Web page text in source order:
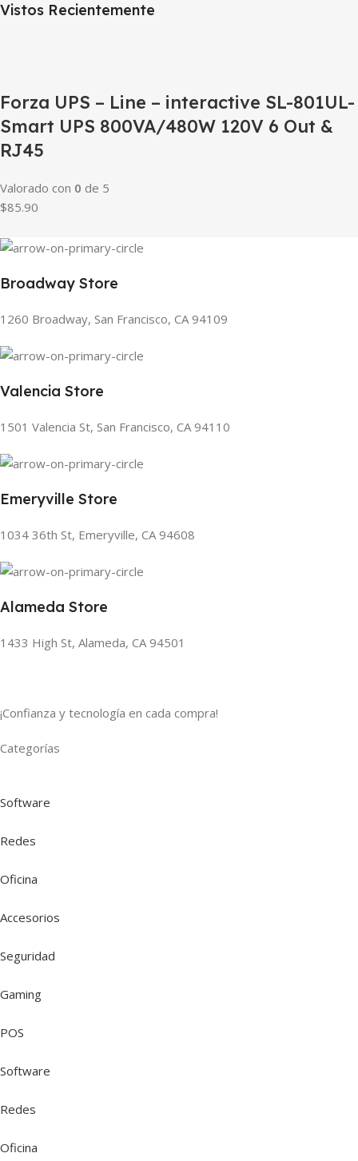
Vistos Recientemente
Forza UPS – Line – interactive SL-801UL-
Smart UPS 800VA/480W 120V 6 Out &
RJ45
Valorado con 0 de 5
$85.90
Broadway Store
1260 Broadway, San Francisco, CA 94109
Valencia Store
1501 Valencia St, San Francisco, CA 94110
Emeryville Store
1034 36th St, Emeryville, CA 94608
Alameda Store
1433 High St, Alameda, CA 94501
¡Confianza y tecnología en cada compra!
Categorías
Software
Redes
Oficina
Accesorios
Seguridad
Gaming
POS
Software
Redes
Oficina